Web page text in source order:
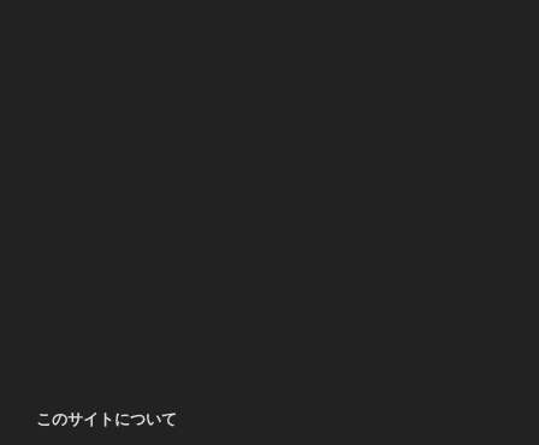
このサイトについて